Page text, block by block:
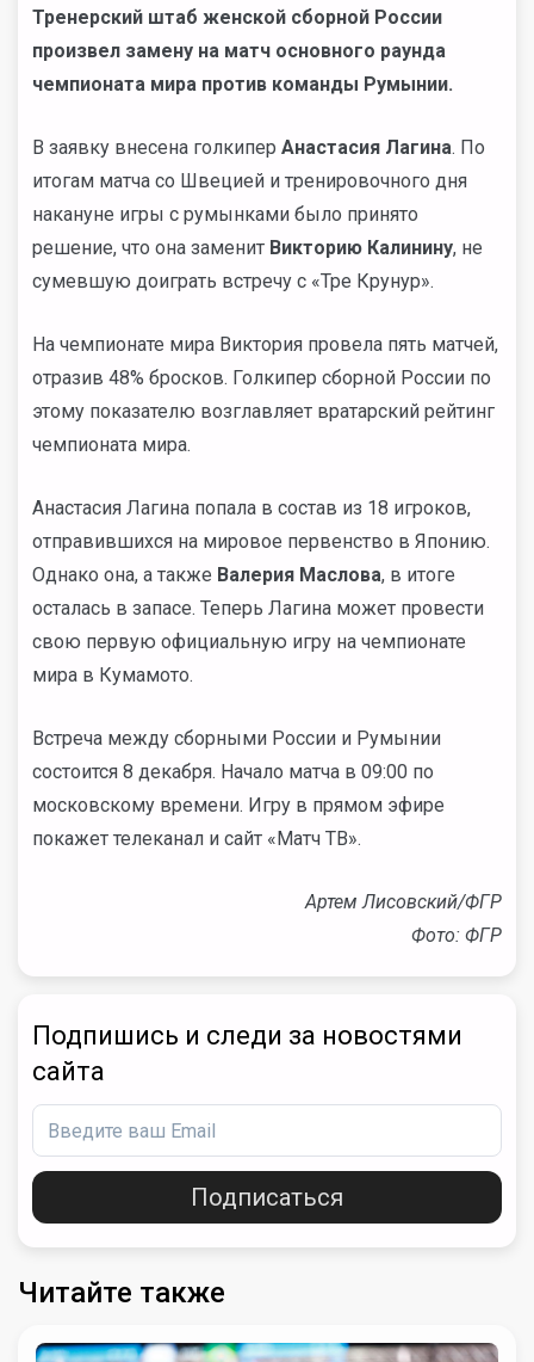
Тренерский штаб женской сборной России
произвел замену на матч основного раунда
чемпионата мира против команды Румынии.
В заявку внесена голкипер Анастасия Лагина. По
итогам матча со Швецией и тренировочного дня
накануне игры с румынками было принято
решение, что она заменит Викторию Калинину, не
сумевшую доиграть встречу с «Тре Крунур».
На чемпионате мира Виктория провела пять матчей,
отразив 48% бросков. Голкипер сборной России по
этому показателю возглавляет вратарский рейтинг
чемпионата мира.
Анастасия Лагина попала в состав из 18 игроков,
отправившихся на мировое первенство в Японию.
Однако она, а также Валерия Маслова, в итоге
осталась в запасе. Теперь Лагина может провести
свою первую официальную игру на чемпионате
мира в Кумамото.
Встреча между сборными России и Румынии
состоится 8 декабря. Начало матча в 09:00 по
московскому времени. Игру в прямом эфире
покажет телеканал и сайт «Матч ТВ».
Артем Лисовский/ФГР
Фото: ФГР
Подпишись и следи за новостями
сайта
Подписаться
Читайте также